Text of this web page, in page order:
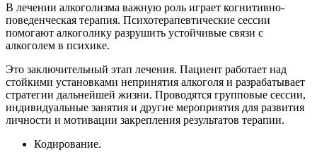
В лечении алкоголизма важную роль играет когнитивно-
поведенческая терапия. Психотерапевтические сессии
помогают алкоголику разрушить устойчивые связи с
алкоголем в психике.
Это заключительный этап лечения. Пациент работает над
стойкими установками непринятия алкоголя и разрабатывает
стратегии дальнейшей жизни. Проводятся групповые сессии,
индивидуальные занятия и другие мероприятия для развития
личности и мотивации закрепления результатов терапии.
Кодирование.